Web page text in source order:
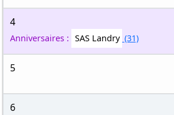
4
Anniversaires : SAS Landry (31)
5
6